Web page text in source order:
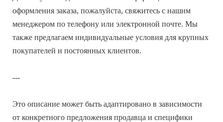
оформления заказа, пожалуйста, свяжитесь с нашим
менеджером по телефону или электронной почте. Мы
также предлагаем индивидуальные условия для крупных
покупателей и постоянных клиентов.
---
Это описание может быть адаптировано в зависимости
от конкретного предложения продавца и специфики